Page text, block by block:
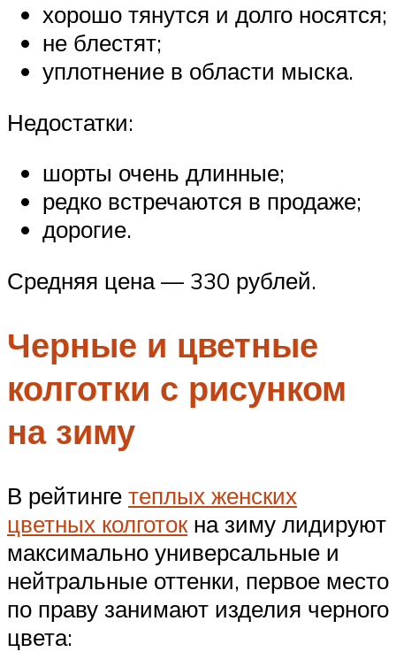
хорошо тянутся и долго носятся;
не блестят;
уплотнение в области мыска.
Недостатки:
шорты очень длинные;
редко встречаются в продаже;
дорогие.
Средняя цена — 330 рублей.
Черные и цветные
колготки с рисунком
на зиму
В рейтинге теплых женских
цветных колготокна зиму лидируют
максимально универсальные и
нейтральные оттенки, первое место
по праву занимают изделия черного
цвета: